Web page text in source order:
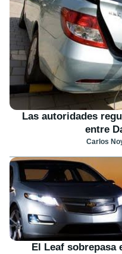
Las autoridades
entre
Carlos
El Leaf sobrepasa